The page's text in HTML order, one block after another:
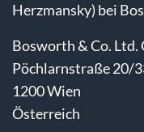
Herzmansky) bei
Bosworth & Co. Ltd.
Pöchlarnstraße 20/
1200 Wien
Österreich